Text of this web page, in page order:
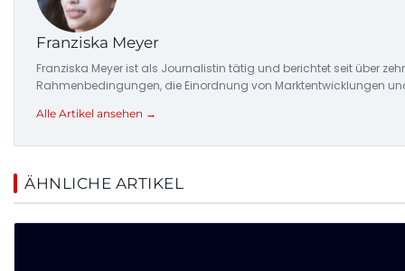
Franziska Meyer
Franziska Meyer ist als Journalistin tätig und berichtet seit über
Rahmenbedingungen, die Einordnung von Marktentwicklungen
Alle Artikel ansehen →
ÄHNLICHE ARTIKEL